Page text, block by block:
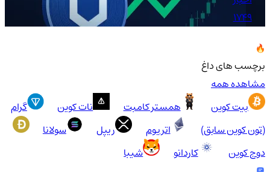
1749
برچسب های داغ
مشاهده همه
بیت کوین
همستر کامبت نات کوین
گرام
(تون کوین سابق)
اتریوم ریپل
سولانا
دوج کوین
کاردانو شیبا